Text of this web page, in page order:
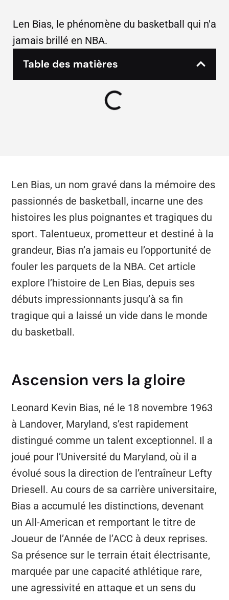
Len Bias, le phénomène du basketball qui n'a
jamais brillé en NBA.
Table des matières
Len Bias, un nom gravé dans la mémoire des
passionnés de basketball, incarne une des
histoires les plus poignantes et tragiques du
sport. Talentueux, prometteur et destiné à la
grandeur, Bias n’a jamais eu l’opportunité de
fouler les parquets de la NBA. Cet article
explore l’histoire de Len Bias, depuis ses
débuts impressionnants jusqu’à sa fin
tragique qui a laissé un vide dans le monde
du basketball.
Ascension vers la gloire
Leonard Kevin Bias, né le 18 novembre 1963
à Landover, Maryland, s’est rapidement
distingué comme un talent exceptionnel. Il a
joué pour l’Université du Maryland, où il a
évolué sous la direction de l’entraîneur Lefty
Driesell. Au cours de sa carrière universitaire,
Bias a accumulé les distinctions, devenant
un All-American et remportant le titre de
Joueur de l’Année de l’ACC à deux reprises.
Sa présence sur le terrain était électrisante,
marquée par une capacité athlétique rare,
une agressivité en attaque et un sens du